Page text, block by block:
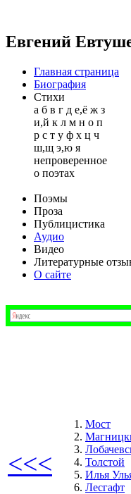
Евгений
Главная страница
Биография
Стихи
а б в г д е,ё ж з
и,й к л м н о п
р с т у ф х ц ч
ш,щ э,ю я
непроверенное
о поэтах
Поэмы
Проза
Публицистика
Аудио
Видео
Литературные
О сайте
<<<
Мост
Толстой
Илья
Лесгафт